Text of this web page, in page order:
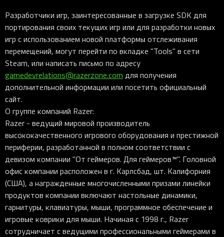
Разработчики игр, заинтересованные в загрузке SDK для
портирования своих текущих игр или для разработки новых
игр с использованием новой платформы отслеживания
перемещений, могут перейти по вкладке "Tools" в сети
Steam, или написать письмо по адресу
gamedevrelations@razerzone.com для получения
дополнительной информации или посетить официальный
сайт.
О группе компаний Razer:
Razer - ведущий мировой производитель
высококачественного игрового оборудования и престижной
периферии, разработанной в полном соответствии с
девизом компании "От геймеров. Для геймеров™". Головной
офис компании расположен в г. Карлсбад, шт. Калифорния
(США), а награжденные многочисленными призами линейки
продуктов компании включают настольные динамики,
гарнитуры, клавиатуры, мыши, программное обеспечение и
игровые коврики для мыши. Начиная с 1998 г., Razer
сотрудничает с ведущими профессиональными геймерами в